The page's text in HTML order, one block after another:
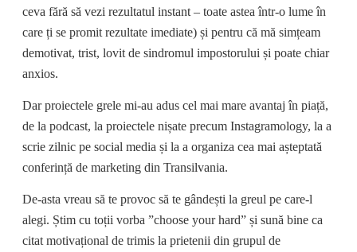
ceva fără să vezi rezultatul instant – toate astea într-o lume în
care ți se promit rezultate imediate) și pentru că mă simțeam
demotivat, trist, lovit de sindromul impostorului și poate chiar
anxios.
Dar proiectele grele mi-au adus cel mai mare avantaj în piață,
de la podcast, la proiectele nișate precum Instagramology, la a
scrie zilnic pe social media și la a organiza cea mai așteptată
conferință de marketing din Transilvania.
De-asta vreau să te provoc să te gândești la greul pe care-l
alegi. Știm cu toții vorba ”choose your hard” și sună bine ca
citat motivațional de trimis la prietenii din grupul de